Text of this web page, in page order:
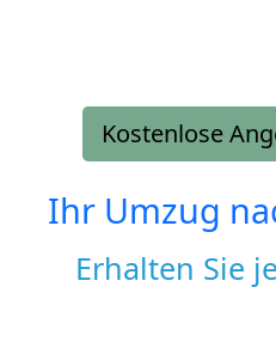
Kostenlose
Ihr Umzug
Erhalten Sie